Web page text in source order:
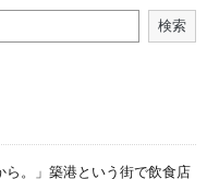
検索
ら。」築港という街で飲食店